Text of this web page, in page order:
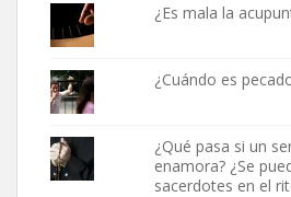
¿Es mala la
¿Cuándo es
¿Qué pasa si un
enamora? ¿Se
sacerdotes en el